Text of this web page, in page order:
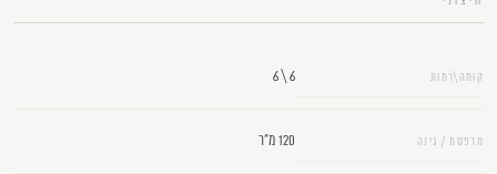
קומה\רמות 6 \ 6
מרפסת / גינה 120 מ"ר